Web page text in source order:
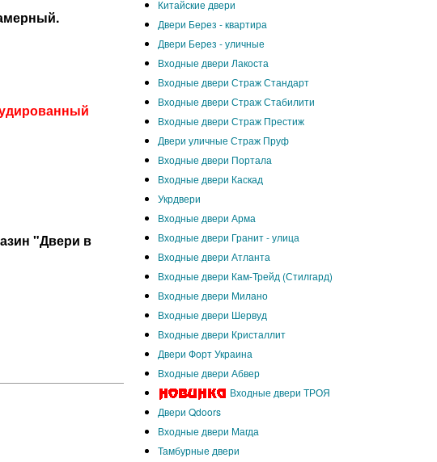
"Двери в
Китайские двери
Двери Берез - квартира
Двери Берез - уличные
Входные двери Лакоста
Входные двери Страж Стандарт
Входные двери Страж Стабилити
Входные двери Страж Престиж
Двери уличные Страж Пруф
Входные двери Портала
Входные двери Каскад
Укрдвери
Входные двери Арма
Входные двери Гранит - улица
Входные двери Атланта
Входные двери Кам-Трейд (Стилгард)
Входные двери Милано
Входные двери Шервуд
Входные двери Кристаллит
Двери Форт Украина
Входные двери Абвер
Входные двери ТРОЯ
Двери Qdoors
Входные двери Магда
Тамбурные двери